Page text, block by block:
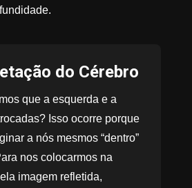
do Cérebro
que a esquerda e a
Isso ocorre porque
a nós mesmos “dentro”
nos colocarmos na
imagem refletida,